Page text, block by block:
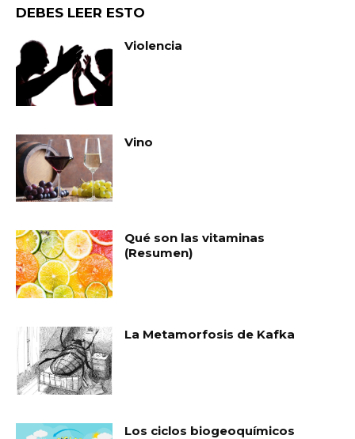
DEBES LEER ESTO
Violencia
Vino
Qué son las vitaminas
(Resumen)
La Metamorfosis de Kafka
Los ciclos biogeoquímicos